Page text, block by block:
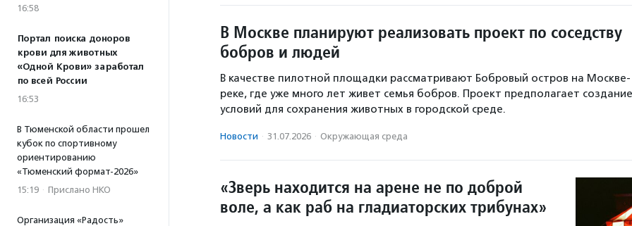
16:58
Портал поиска доноров
крови для животных
«Одной Крови» заработал
по всей России
16:53
В Тюменской области прошел
кубок по спортивному
ориентированию
«Тюменский формат-2026»
15:19 · Прислано НКО
Организация «Радость»
В Москве планируют реализовать проект по соседству
бобров и людей
В качестве пилотной площадки рассматривают Бобровый остров на Москве-
реке, где уже много лет живет семья бобров. Проект предполагает создание
условий для сохранения животных в городской среде.
Новости · 31.07.2026 · Окружающая среда
«Зверь находится на арене не по доброй
воле, а как раб на гладиаторских трибунах»